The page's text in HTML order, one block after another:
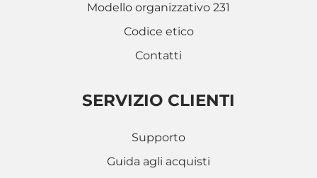
Modello organizzativo 231
Codice etico
Contatti
SERVIZIO CLIENTI
Supporto
Guida agli acquisti